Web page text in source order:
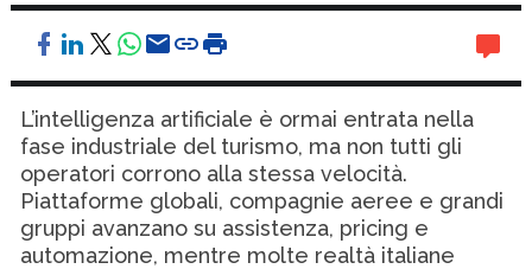
L’intelligenza artificiale è ormai entrata nella
fase industriale del turismo, ma non tutti gli
operatori corrono alla stessa velocità.
Piattaforme globali, compagnie aeree e grandi
gruppi avanzano su assistenza, pricing e
automazione, mentre molte realtà italiane